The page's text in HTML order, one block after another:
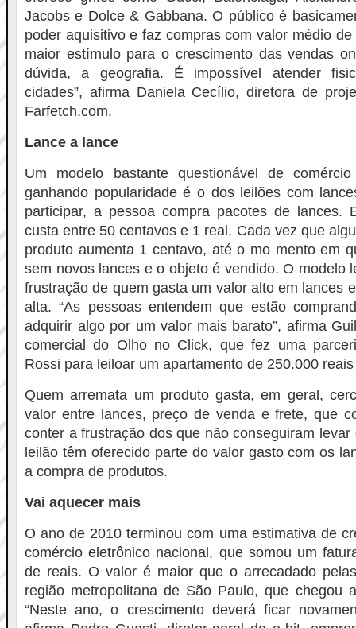
Jacobs e Dolce & Gabbana. O público é
poder aquisitivo e faz compras com valor médio
maior estímulo para o crescimento das vendas
dúvida, a geografia. É impossível atender
cidades”, afirma Daniela Cecílio, diretora de
Farfetch.com.
Lance a lance
Um modelo bastante questionável de
ganhando popularidade é o dos leilões com
participar, a pessoa compra pacotes de lances.
custa entre 50 centavos e 1 real. Cada vez que
produto aumenta 1 centavo, até o mo mento em
sem novos lances e o objeto é vendido. O modelo
frustração de quem gasta um valor alto em lances
alta. “As pessoas entendem que estão
adquirir algo por um valor mais barato”, afirma
comercial do Olho no Click, que fez uma
Rossi para leiloar um apartamento de 250.000
Quem arremata um produto gasta, em geral,
valor entre lances, preço de venda e frete, que
conter a frustração dos que não conseguiram
leilão têm oferecido parte do valor gasto com os
a compra de produtos.
Vai aquecer mais
O ano de 2010 terminou com uma estimativa de
comércio eletrônico nacional, que somou um
de reais. O valor é maior que o arrecadado
região metropolitana de São Paulo, que chegou
“Neste ano, o crescimento deverá ficar